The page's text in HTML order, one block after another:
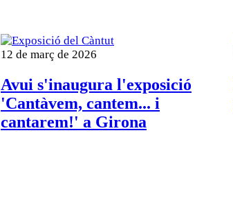
12 de març de 2026
Avui s'inaugura l'exposició
'Cantàvem, cantem... i
cantarem!' a Girona